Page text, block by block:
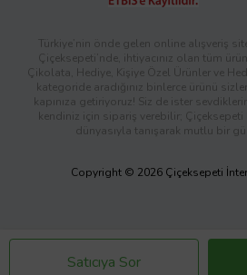
Satıcıya Sor
Türkiye’nin önde gelen online alışveriş
Çiçeksepeti’nde, ihtiyacınız olan tüm
Çikolata, Hediye, Kişiye Özel Ürünler ve
kategoride aradığınız binlerce ürünü
kapınıza getiriyoruz! Siz de ister
kendiniz için sipariş verebilir; Çiçeksepeti
dünyasıyla tanışarak mutlu bir
Copyright © 2026 Çiçeksepeti